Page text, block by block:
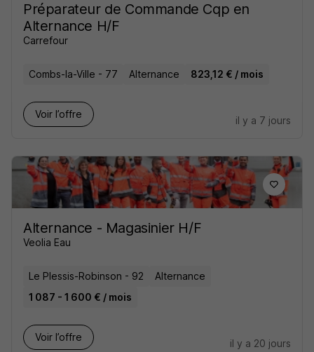
Préparateur de Commande Cqp en
Alternance H/F
Carrefour
Combs-la-Ville - 77 Alternance 823,12 € / mois
Voir l’offre
il y a 7 jours
Alternance - Magasinier H/F
Veolia Eau
Le Plessis-Robinson - 92
Alternance
1 087 - 1 600 € / mois
Voir l’offre
il y a 20 jours